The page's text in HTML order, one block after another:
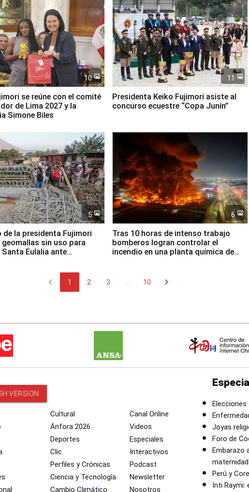
10
se reúne con el comité
de Lima 2027 y la
Simone Biles
11
Presidenta Keiko Fujimori asiste al
concurso ecuestre “Copa Junín”
5
de la presidenta Fujimori
geomallas sin uso para
Eulalia ante
6
Tras 10 horas de intenso trabajo
bomberos logran controlar el
incendio en una planta química de
chevron_left 1 2 3 10 chevron_right
VERSION
Cultural
Ánfora 2026
Deportes
Clic
Perfiles y Crónicas
Ciencia y Tecnología
Cambio Climático
Canal Online
Videos
Especiales
Interactivos
Podcast
Newsletter
Nosotros
Elecciones
Joyas
Foro de
Embarazo
Perú y
Inti Raymi: